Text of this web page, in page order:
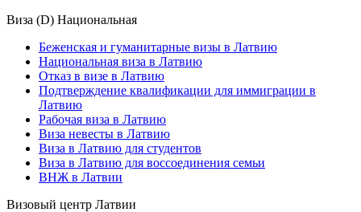
Виза (D) Национальная
Беженская и гуманитарные визы в Латвию
Национальная виза в Латвию
Отказ в визе в Латвию
Подтверждение квалификации для иммиграции в
Латвию
Рабочая виза в Латвию
Виза невесты в Латвию
Виза в Латвию для студентов
Виза в Латвию для воссоединения семьи
ВНЖ в Латвии
Визовый центр Латвии